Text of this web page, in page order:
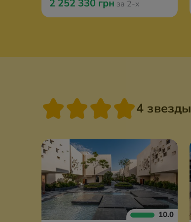
2 252 330 грн за 2-х
4 звезды
10.0